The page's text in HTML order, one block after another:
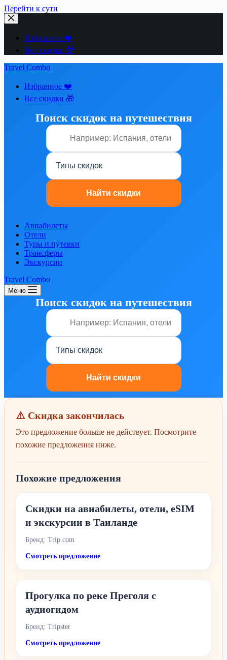
Перейти к сути
Избранное ❤️
Все скидки 🎁
Travel Combo
Избранное ❤️
Все скидки 🎁
Поиск скидок на путешествия
Авиабилеты
Отели
Туры и путевки
Трансферы
Экскурсии
Travel Combo
Меню
Поиск скидок на путешествия
⚠️ Скидка закончилась
Это предложение больше не действует. Посмотрите
похожие предложения ниже.
Похожие предложения
Скидки на авиабилеты, отели, eSIM
и экскурсии в Таиланде
Бренд: Trip.com
Смотреть предложение
Прогулка по реке Преголя с
аудиогидом
Бренд: Tripster
Смотреть предложение